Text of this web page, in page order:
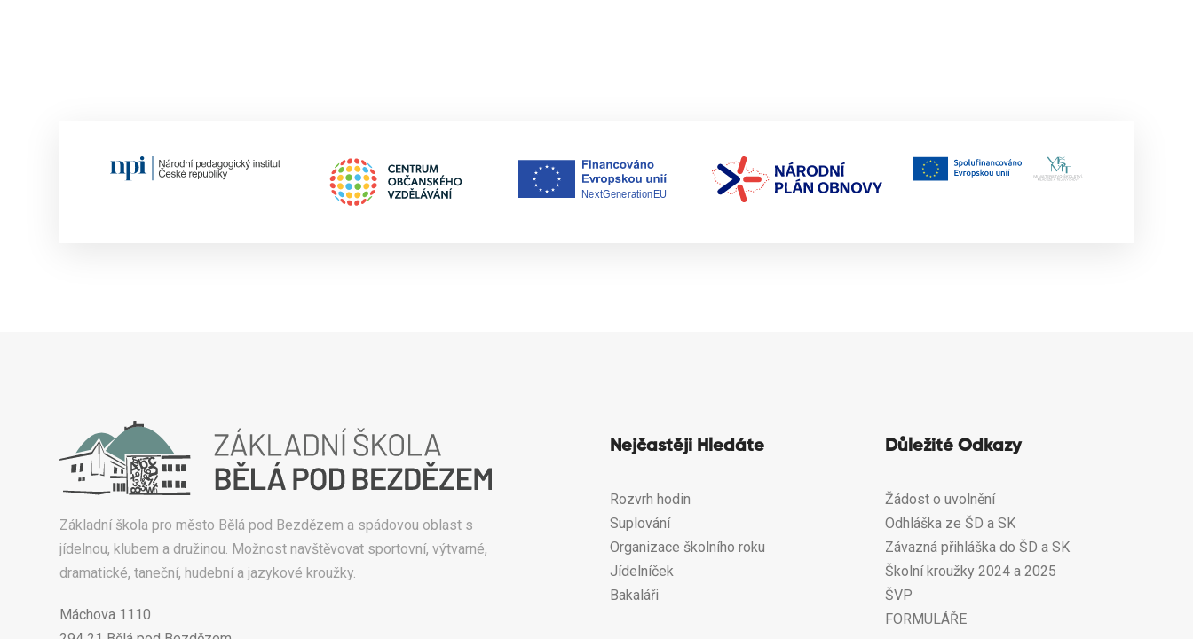
Základní škola pro město Bělá pod Bezdězem a spádovou oblast s
jídelnou, klubem a družinou. Možnost navštěvovat sportovní, výtvarné,
dramatické, taneční, hudební a jazykové kroužky.
Máchova 1110
Nejčastěji Hledáte
Rozvrh hodin
Suplování
Organizace školního roku
Jídelníček
Bakaláři
Důležité Odkazy
Žádost o uvolnění
Odhláška ze ŠD a SK
Závazná přihláška do ŠD a SK
Školní kroužky 2024 a 2025
ŠVP
FORMULÁŘE